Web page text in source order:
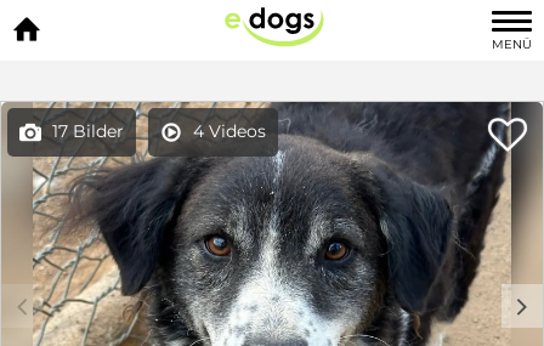

MENÜ
 17 Bilder  4 Videos 
c d